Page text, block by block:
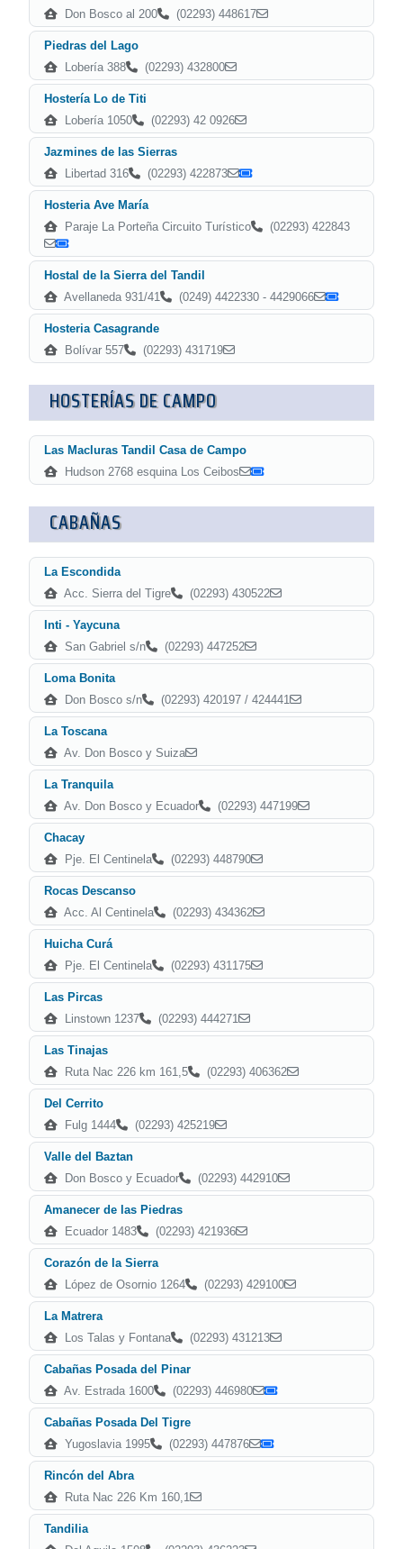
Don Bosco al 200
(02293) 448617
Piedras del Lago
Lobería 388
(02293) 432800
Hostería Lo de Titi
Lobería 1050
(02293) 42 0926
Jazmines de las Sierras
Libertad 316
(02293) 422873
Hosteria Ave María
Paraje La Porteña Circuito Turístico
(02293) 422843
Hostal de la Sierra del Tandil
Avellaneda 931/41
(0249) 4422330 - 4429066
Hosteria Casagrande
Bolívar 557
(02293) 431719
HOSTERÍAS DE CAMPO
Las Macluras Tandil Casa de Campo
Hudson 2768 esquina Los Ceibos
CABAÑAS
La Escondida
Acc. Sierra del Tigre
(02293) 430522
Inti - Yaycuna
San Gabriel s/n
(02293) 447252
Loma Bonita
Don Bosco s/n
(02293) 420197 / 424441
La Toscana
Av. Don Bosco y Suiza
La Tranquila
Av. Don Bosco y Ecuador
(02293) 447199
Chacay
Pje. El Centinela
(02293) 448790
Rocas Descanso
Acc. Al Centinela
(02293) 434362
Huicha Curá
Pje. El Centinela
(02293) 431175
Las Pircas
Linstown 1237
(02293) 444271
Las Tinajas
Ruta Nac 226 km 161,5
(02293) 406362
Del Cerrito
Fulg 1444
(02293) 425219
Valle del Baztan
Don Bosco y Ecuador
(02293) 442910
Amanecer de las Piedras
Ecuador 1483
(02293) 421936
Corazón de la Sierra
López de Osornio 1264
(02293) 429100
La Matrera
Los Talas y Fontana
(02293) 431213
Cabañas Posada del Pinar
Av. Estrada 1600
(02293) 446980
Cabañas Posada Del Tigre
Yugoslavia 1995
(02293) 447876
Rincón del Abra
Ruta Nac 226 Km 160,1
Tandilia